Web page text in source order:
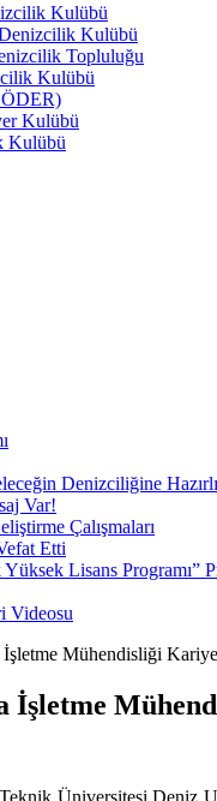
Kulübü
Kulübü
Topluluğu
Kulübü
Kulübü
Kulübü
Denizciliğine
Var!
Çalışmaları
Etti
Lisans Programı”
Videosu
Mühendisliği
İşletme
Üniversitesi Deniz